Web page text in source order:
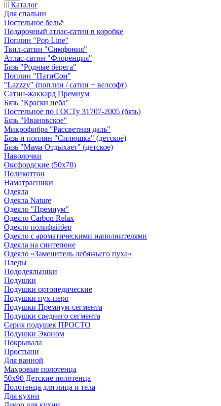
Каталог
Для спальни
Постельное бельё
Подарочный атлас-сатин в коробке
Поплин "Pop Line"
Твил-сатин "Симфония"
Атлас-сатин "Флоренция"
Бязь "Родные берега"
Поплин "ПатиСон"
"Lazzzy" (поплин / сатин + велсофт)
Сатин-жаккард Премиум
Бязь "Краски неба"
Постельное по ГОСТу 31707-2005 (бязь)
Бязь "Ивановское"
Микрофибра "Рассветная даль"
Бязь и поплин "Сплюшка" (детское)
Бязь "Мама Отдыхает" (детское)
Наволочки
Оксфордские (50х70)
Поликоттон
Наматрасники
Одеяла
Одеяла Nature
Одеяло "Премиум"
Одеяло Carbon Relax
Одеяло полифайбер
Одеяло с ароматическими наполнителями
Одеяла на синтепоне
Одеяло «Заменитель лебяжьего пуха»
Пледы
Пододеяльники
Подушки
Подушки ортопедические
Подушки пух-перо
Подушки Премиум-сегмента
Подушки среднего сегмента
Серия подушек ПРОСТО
Подушки Эконом
Покрывала
Простыни
Для ванной
Махровые полотенца
50х90 Детские полотенца
Полотенца для лица и тела
Для кухни